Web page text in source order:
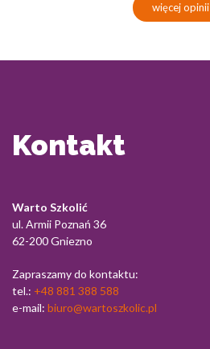
więcej opinii
Kontakt
Warto Szkolić
ul. Armii Poznań 36
62-200 Gniezno
Zapraszamy do kontaktu:
tel.: +48 881 388 588
e-mail: biuro@wartoszkolic.pl